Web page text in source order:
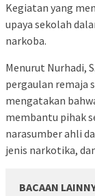
Kegiatan yang
upaya sekolah
narkoba.
Menurut Nurhadi,
pergaulan remaja
mengatakan
membantu pihak
narasumber ahli
jenis narkotika,
BACAAN